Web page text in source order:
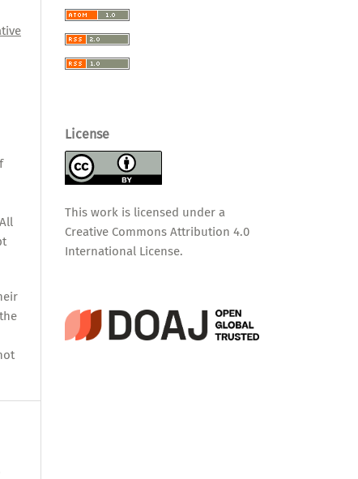
License
This work is licensed under a
Creative Commons Attribution 4.0
International License.